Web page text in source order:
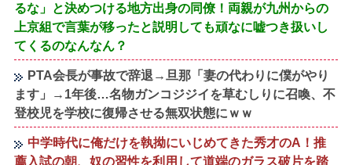
るな」と決めつける地方出身の同僚！両親が九州からの
上京組で言葉が移ったと説明しても頑なに嘘つき扱いし
てくるのなんなん？
PTA会長が事故で辞退→旦那「妻の代わりに僕がやり
ます」→1年後…名物ガンコジジイを草むしりに召喚、不
登校児を学校に復帰させる無双状態にｗｗ
中学時代に俺だけを執拗にいじめてきた秀才のA！推
薦入試の朝、奴の習性を利用して道端のガラス破片を踏